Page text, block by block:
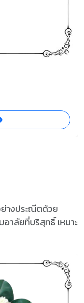
างประณีตด้วย
าลัยที่บริสุทธิ์ เหมาะ